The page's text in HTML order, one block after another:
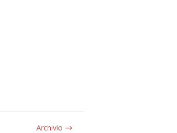
Archivio